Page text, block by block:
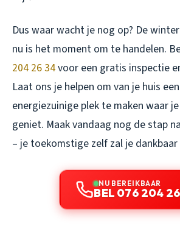
Dus waar wacht je nog op? De
nu is het moment om te handelen.
204 26 34voor een gratis inspectie
Laat ons je helpen om van je huis
energiezuinige plek te maken waar
geniet. Maak vandaag nog de stap
– je toekomstige zelf zal je dankbaar
NU BEREIKBAAR
BEL 076 204